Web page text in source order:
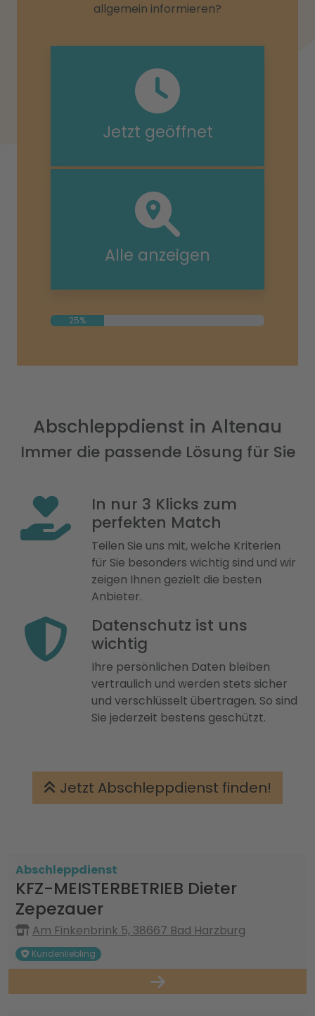
allgemein informieren?
Jetzt geöffnet
Alle anzeigen
25%
Abschleppdienst in Altenau
Immer die passende Lösung für Sie
In nur 3 Klicks zum
perfekten Match
Teilen Sie uns mit, welche Kriterien
für Sie besonders wichtig sind und wir
zeigen Ihnen gezielt die besten
Anbieter.
Datenschutz ist uns
wichtig
Ihre persönlichen Daten bleiben
vertraulich und werden stets sicher
und verschlüsselt übertragen. So sind
Sie jederzeit bestens geschützt.
Jetzt Abschleppdienst finden!
Abschleppdienst
KFZ-MEISTERBETRIEB Dieter
Zepezauer
Am Finkenbrink 5, 38667 Bad Harzburg
Kundenliebling